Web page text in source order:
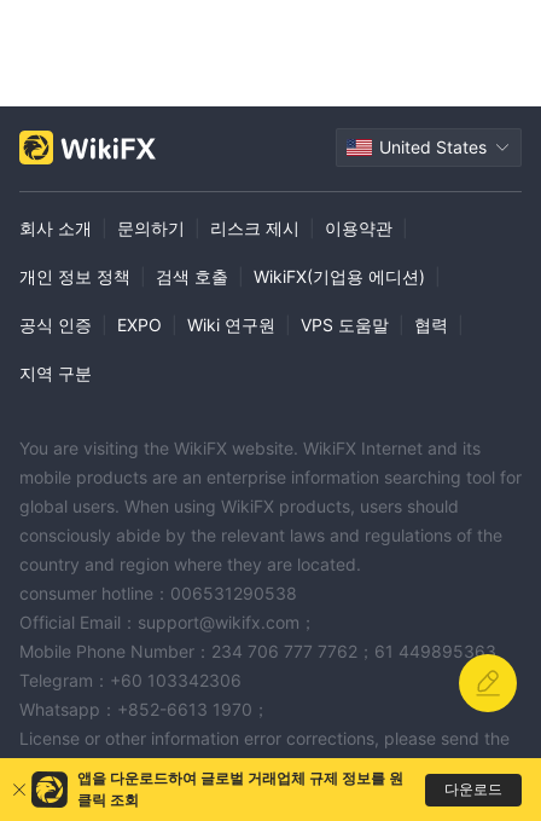
United States
회사 소개 문의하기 리스크 제시 이용약관
개인 정보 정책 검색 호출 WikiFX(기업용 에디션)
공식 인증 EXPO Wiki 연구원 VPS 도움말 협력
지역 구분
You are visiting the WikiFX website. WikiFX Internet and its
mobile products are an enterprise information searching tool for
global users. When using WikiFX products, users should
consciously abide by the relevant laws and regulations of the
country and region where they are located.
consumer hotline：006531290538
Official Email：support@wikifx.com；
Mobile Phone Number：234 706 777 7762；61 449895363
Telegram：+60 103342306
Whatsapp：+852-6613 1970；
License or other information error corrections, please send the
information to：qa@wikifx.com
Cooperation：business@wikifx.com
앱을 다운로드하여 글로벌 거래업체 규제 정보를 원
클릭 조회
다운로드